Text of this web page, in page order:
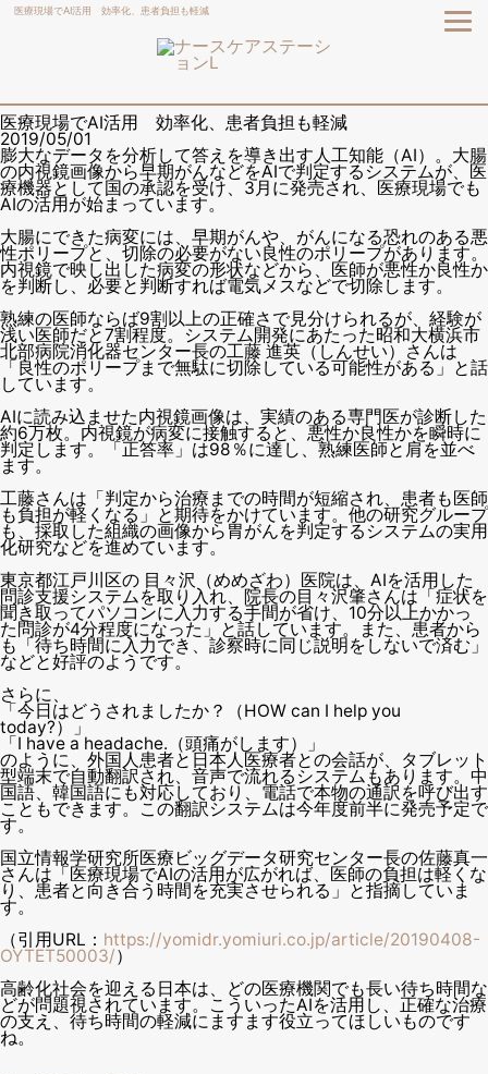
医療現場でAI活用 効率化、患者負担も軽減
医療現場でAI活用 効率化、患者負担も軽減
2019/05/01
膨大なデータを分析して答えを導き出す人工知能（AI）。大腸
の内視鏡画像から早期がんなどをAIで判定するシステムが、医
療機器として国の承認を受け、3月に発売され、医療現場でも
AIの活用が始まっています。
大腸にできた病変には、早期がんや、がんになる恐れのある悪
性ポリープと、切除の必要がない良性のポリープがあります。
内視鏡で映し出した病変の形状などから、医師が悪性か良性か
を判断し、必要と判断すれば電気メスなどで切除します。
熟練の医師ならば9割以上の正確さで見分けられるが、経験が
浅い医師だと7割程度。システム開発にあたった昭和大横浜市
北部病院消化器センター長の工藤 進英（しんせい）さんは
「良性のポリープまで無駄に切除している可能性がある」と話
しています。
AIに読み込ませた内視鏡画像は、実績のある専門医が診断した
約6万枚。内視鏡が病変に接触すると、悪性か良性かを瞬時に
判定します。「正答率」は98％に達し、熟練医師と肩を並べ
ます。
工藤さんは「判定から治療までの時間が短縮され、患者も医師
も負担が軽くなる」と期待をかけています。他の研究グループ
も、採取した組織の画像から胃がんを判定するシステムの実用
化研究などを進めています。
東京都江戸川区の 目々沢（めめざわ）医院は、AIを活用した
問診支援システムを取り入れ、院長の目々沢肇さんは「症状を
聞き取ってパソコンに入力する手間が省け、10分以上かかっ
た問診が4分程度になった」と話しています。また、患者から
も「待ち時間に入力でき、診察時に同じ説明をしないで済む」
などと好評のようです。
さらに、
「今日はどうされましたか？（HOW can I help you
today?）」
「I have a headache.（頭痛がします）」
のように、外国人患者と日本人医療者との会話が、タブレット
型端末で自動翻訳され、音声で流れるシステムもあります。中
国語、韓国語にも対応しており、電話で本物の通訳を呼び出す
こともできます。この翻訳システムは今年度前半に発売予定で
す。
国立情報学研究所医療ビッグデータ研究センター長の佐藤真一
さんは「医療現場でAIの活用が広がれば、医師の負担は軽くな
り、患者と向き合う時間を充実させられる」と指摘していま
す。
（引用URL： https://yomidr.yomiuri.co.jp/article/20190408-
OYTET50003/）
高齢化社会を迎える日本は、どの医療機関でも長い待ち時間な
どが問題視されています。こういったAIを活用し、正確な治療
の支え、待ち時間の軽減にますます役立ってほしいものです
ね。